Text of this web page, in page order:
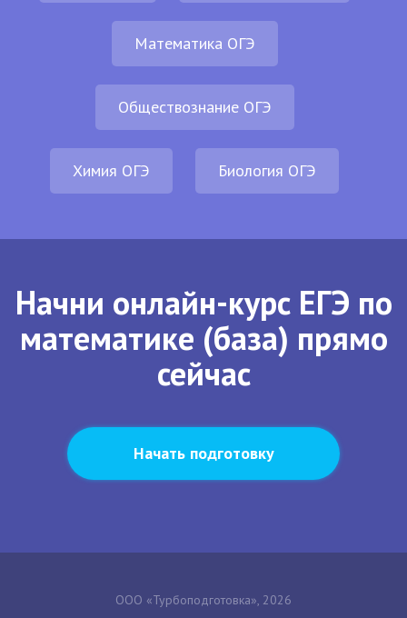
Математика ОГЭ
Обществознание ОГЭ
Химия ОГЭ Биология ОГЭ
Начни онлайн-курс ЕГЭ по
математике (база) прямо
сейчас
Начать подготовку
ООО «Турбоподготовка», 2026